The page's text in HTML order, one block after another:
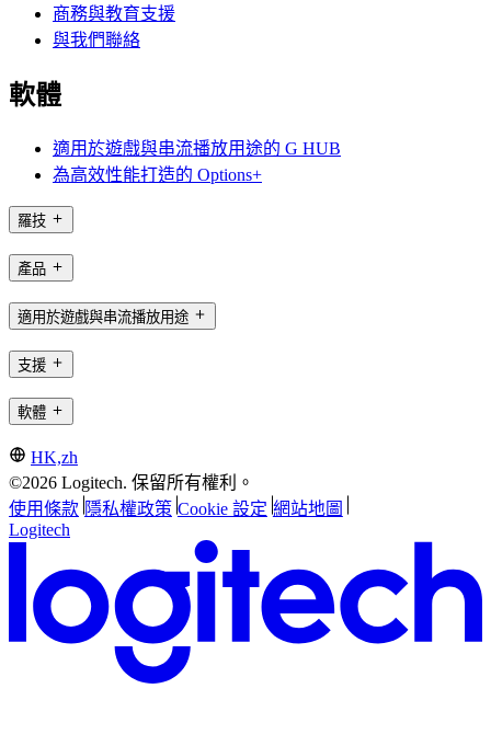
商務與教育支援
與我們聯絡
軟體
適用於遊戲與串流播放用途的 G HUB
為高效性能打造的 Options+
羅技
產品
適用於遊戲與串流播放用途
支援
軟體
HK,zh
©2026 Logitech. 保留所有權利。
使用條款 隱私權政策 Cookie 設定 網站地圖
Logitech